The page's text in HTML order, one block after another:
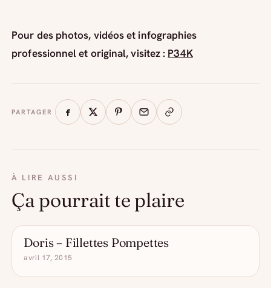
Pour des photos, vidéos et infographies
professionnel et original, visitez : P34K
PARTAGER
À LIRE AUSSI
Ça pourrait te plaire
- DRÔLE D'ALCOOL
Doris – Fillettes Pompettes
avril 17, 2015